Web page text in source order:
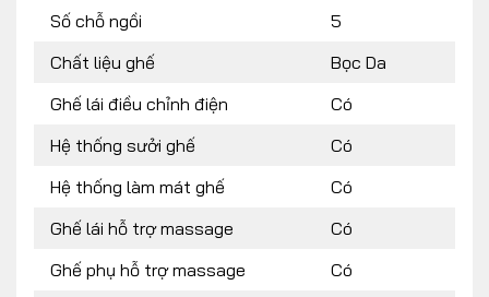
Số chỗ ngồi
5
Chất liệu ghế
Bọc Da
Ghế lái điều chỉnh điện
Có
Hệ thống sưởi ghế
Có
Hệ thống làm mát ghế
Có
Ghế lái hỗ trợ massage
Có
Ghế phụ hỗ trợ massage
Có